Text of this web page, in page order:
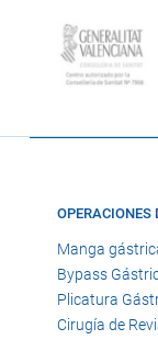
OPERACIONES
Manga
Bypass
Plicatura
Cirugía de